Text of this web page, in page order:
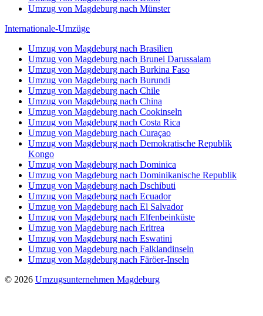
Umzug von Magdeburg nach Münster
Internationale-Umzüge
Umzug von Magdeburg nach Brasilien
Umzug von Magdeburg nach Brunei Darussalam
Umzug von Magdeburg nach Burkina Faso
Umzug von Magdeburg nach Burundi
Umzug von Magdeburg nach Chile
Umzug von Magdeburg nach China
Umzug von Magdeburg nach Cookinseln
Umzug von Magdeburg nach Costa Rica
Umzug von Magdeburg nach Curaçao
Umzug von Magdeburg nach Demokratische Republik
Kongo
Umzug von Magdeburg nach Dominica
Umzug von Magdeburg nach Dominikanische Republik
Umzug von Magdeburg nach Dschibuti
Umzug von Magdeburg nach Ecuador
Umzug von Magdeburg nach El Salvador
Umzug von Magdeburg nach Elfenbeinküste
Umzug von Magdeburg nach Eritrea
Umzug von Magdeburg nach Eswatini
Umzug von Magdeburg nach Falklandinseln
Umzug von Magdeburg nach Färöer-Inseln
© 2026 Umzugsunternehmen Magdeburg